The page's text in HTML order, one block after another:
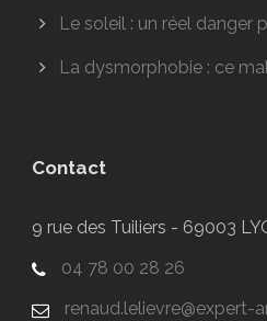
Le soleil : un réel danger
La dysmorphobie : ce
Contact
9 rue des Tuiliers - 69003
04 78 00 28 26
renaud.lelievre@expert-